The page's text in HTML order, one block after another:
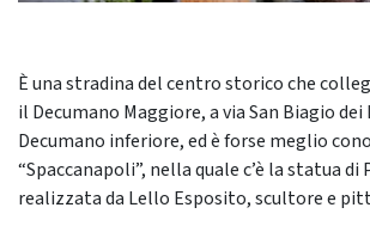
È una stradina del centro storico che
il Decumano Maggiore, a via San Biagio
Decumano inferiore, ed è forse meglio
“Spaccanapoli”, nella quale c’è la statua di
realizzata da Lello Esposito, scultore e